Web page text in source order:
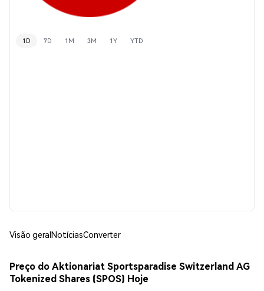
1D 7D 1M 3M 1Y YTD
Visão geralNotíciasConverter
Preço do Aktionariat Sportsparadise Switzerland AG
Tokenized Shares (SPOS) Hoje